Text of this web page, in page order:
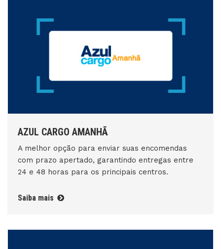
AZUL CARGO AMANHÃ
A melhor opção para enviar suas encomendas
com prazo apertado, garantindo entregas entre
24 e 48 horas para os principais centros.
Saiba mais